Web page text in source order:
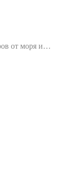
от моря и…